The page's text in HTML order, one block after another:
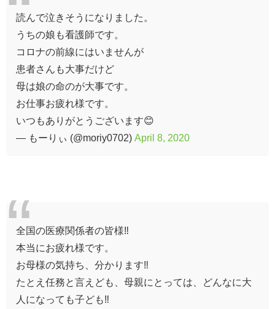
読んで泣きそうになりました。
うちの娘も看護師です。
コロナの前線にはいませんが
患者さんも大事だけど
母は娘の命のが大事です。
お仕事お疲れ様です。
いつもありがとうございます😊
— もーりぃ (@moriy0702) April 8, 2020
全国の医療関係者の皆様‼️
本当にお疲れ様です。
お母様の気持ち、分かります‼️
たとえ任務と言えども、母親にとっては、どんなに大
人になっても子ども‼️